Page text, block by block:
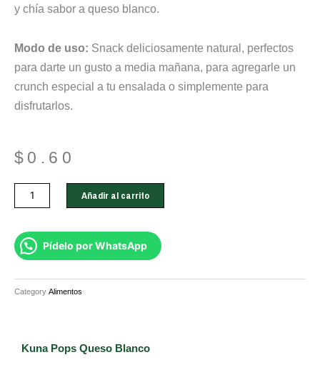
y chía sabor a queso blanco.
Modo de uso: Snack deliciosamente natural, perfectos
para darte un gusto a media mañana, para agregarle un
crunch especial a tu ensalada o simplemente para
disfrutarlos.
$ 0.60
Kuna
Pops
Blanco
cantidad
Añadir al carrito
Pídelo por WhatsApp
Category Alimentos
Kuna Pops Queso Blanco